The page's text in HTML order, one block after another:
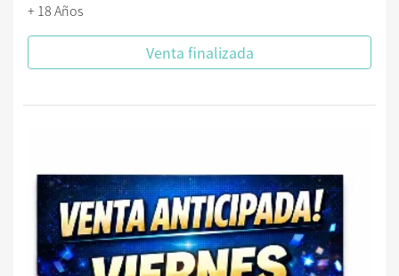
+ 18 Años
Venta finalizada